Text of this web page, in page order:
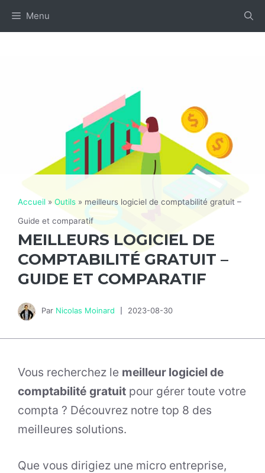
Aller Menu
Accueil» Outils » meilleurs logiciel de comptabilité gratuit –
Guide et comparatif
MEILLEURS LOGICIEL DE
COMPTABILITÉ GRATUIT –
GUIDE ET COMPARATIF
Par Nicolas Moinard 2023-08-30
Vous recherchez le meilleur logiciel de
comptabilité gratuit pour gérer toute votre
compta ? Découvrez notre top 8 des
meilleures solutions.
Que vous dirigiez une micro entreprise,